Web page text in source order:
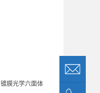
镀膜光学六面体